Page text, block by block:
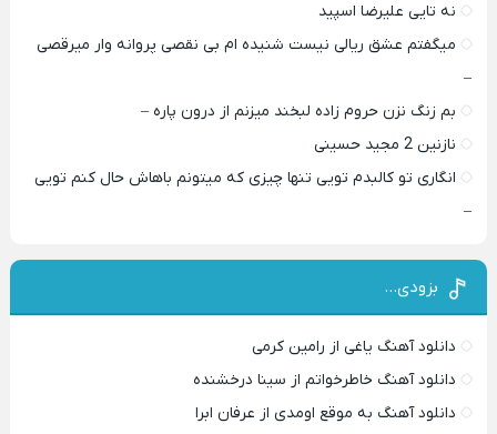
نه تایی علیرضا اسپید
میگفتم عشق ریالی نیست شنیده ام بی نقصی پروانه وار میرقصی
–
بم زنگ نزن حروم زاده لبخند میزنم از درون پاره –
نازنین 2 مجید حسینی
انگاری تو کالبدم تویی تنها چیزی که میتونم باهاش حال کنم تویی
–
بزودی…
دانلود آهنگ یاغی از رامین کرمی
دانلود آهنگ خاطرخواتم از سینا درخشنده
دانلود آهنگ به موقع اومدی از عرفان ابرا